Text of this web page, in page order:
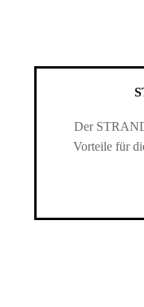
Der
Vorteile für